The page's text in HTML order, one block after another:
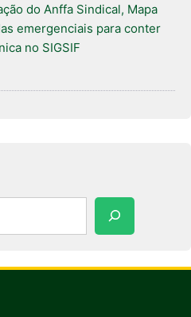
do Anffa Sindical, Mapa
emergenciais para conter
no SIGSIF